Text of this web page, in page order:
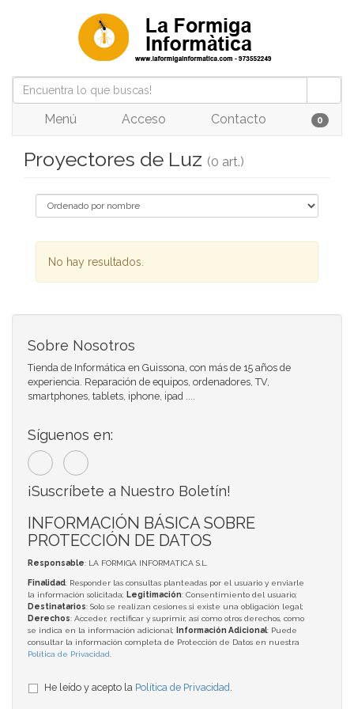
Menú Acceso Contacto 0
Proyectores de Luz (0 art.)
No hay resultados.
Sobre Nosotros
Tienda de Informática en Guissona, con más de 15 años de
experiencia. Reparación de equipos, ordenadores, TV,
smartphones, tablets, iphone, ipad ....
Síguenos en:
¡Suscríbete a Nuestro Boletín!
INFORMACIÓN BÁSICA SOBRE
PROTECCIÓN DE DATOS
Responsable: LA FORMIGA INFORMATICA S.L.
Finalidad: Responder las consultas planteadas por el usuario y enviarle
la información solicitada; Legitimación: Consentimiento del usuario;
Destinatarios: Solo se realizan cesiones si existe una obligación legal;
Derechos: Acceder, rectificar y suprimir, así como otros derechos, como
se indica en la información adicional;
Información Adicional: Puede
consultar la información completa de Protección de Datos en nuestra
Política de Privacidad
He leído y acepto la Política de Privacidad.